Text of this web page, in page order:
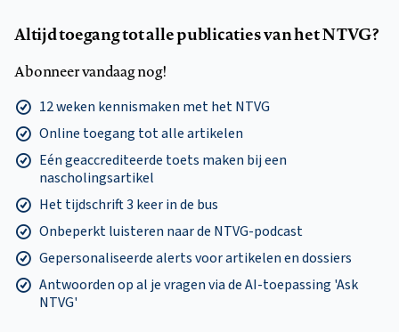
Altijd toegang tot alle publicaties van het NTVG?
Abonneer vandaag nog!
12 weken kennismaken met het NTVG
Online toegang tot alle artikelen
Eén geaccrediteerde toets maken bij een
nascholingsartikel
Het tijdschrift 3 keer in de bus
Onbeperkt luisteren naar de NTVG-podcast
Gepersonaliseerde alerts voor artikelen en dossiers
Antwoorden op al je vragen via de AI-toepassing 'Ask
NTVG'